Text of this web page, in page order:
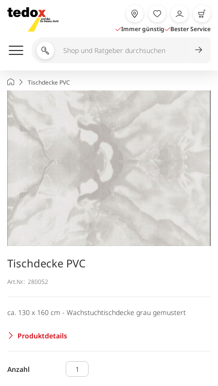
Inhalt
springen
Immer günstig Bester Service
Shop
durchsuchen
StartseiteTischdecke PVC
Tischdecke PVC
Art.Nr.: 280052
ca. 130 x 160 cm - Wachstuchtischdecke grau gemustert
Produktdetails
Anzahl